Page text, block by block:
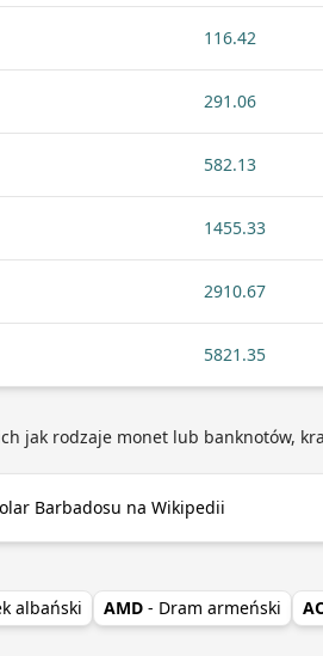
116.42
291.06
582.13
1455.33
2910.67
5821.35
jak rodzaje monet lub banknotów,
Barbadosu na Wikipedii
albański AMD - Dram armeński